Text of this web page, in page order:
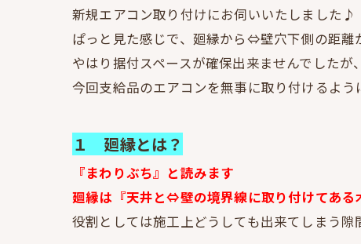
新規エアコン取り付けにお伺いいたしました♪
ぱっと見た感じで、廻縁から⇔壁穴下側の距離
やはり据付スペースが確保出来ませんでしたが、
今回支給品のエアコンを無事に取り付けるよ
１ 廻縁とは？
『まわりぶち』と読みます
廻縁は『天井と⇔壁の境界線に取り付けてある
役割としては施工上どうしても出来てしまう